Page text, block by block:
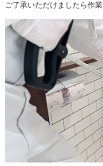
ご了承いただけましたら作業